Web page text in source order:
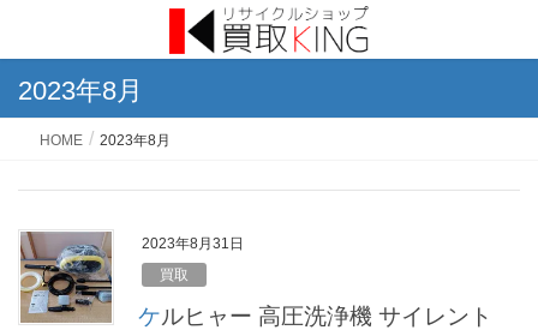
2023年8月
HOME 2023年8月
2023年8月31日
買取
ケルヒャー 高圧洗浄機 サイレント